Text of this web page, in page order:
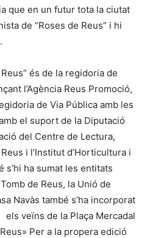
que en un futur tota la ciutat
de “Roses de Reus” i hi
és de la regidoria de
l’Agència Reus Promoció,
de Via Pública amb les
el suport de la Diputació
del Centre de Lectura,
i l’Institut d’Horticultura i
s’hi ha sumat les entitats
de Reus, la Unió de
Navàs també s’ha incorporat
veïns de la Plaça Mercadal
Per a la propera edició